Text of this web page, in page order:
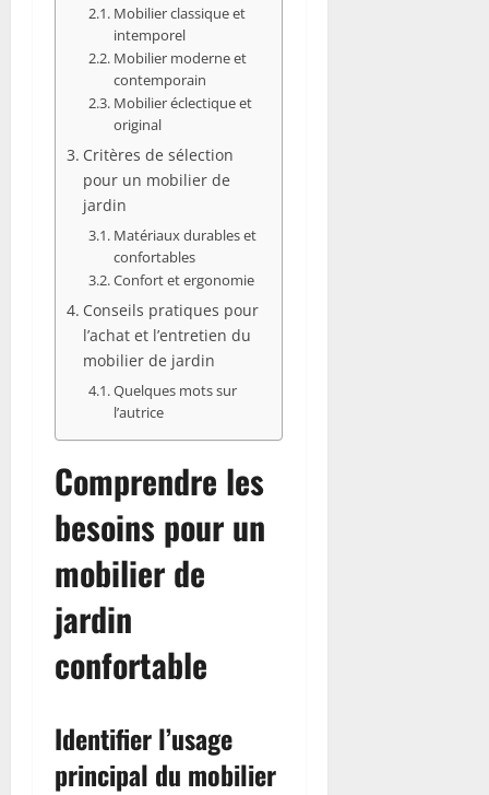
Mobilier classique et
intemporel
Mobilier moderne et
contemporain
Mobilier éclectique et
original
Critères de sélection
pour un mobilier de
jardin
Matériaux durables et
confortables
Confort et ergonomie
Conseils pratiques pour
l’achat et l’entretien du
mobilier de jardin
Quelques mots sur
l’autrice
Comprendre les
besoins pour un
mobilier de
jardin
confortable
Identifier l’usage
principal du mobilier